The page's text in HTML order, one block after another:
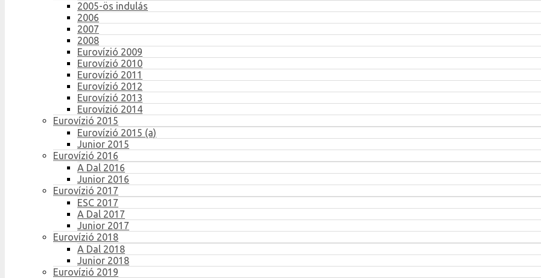
2005-ös indulás
2006
2007
2008
Eurovízió 2009
Eurovízió 2010
Eurovízió 2011
Eurovízió 2012
Eurovízió 2013
Eurovízió 2014
Eurovízió 2015
Eurovízió 2015 (a)
Junior 2015
Eurovízió 2016
A Dal 2016
Junior 2016
Eurovízió 2017
ESC 2017
A Dal 2017
Junior 2017
Eurovízió 2018
A Dal 2018
Junior 2018
Eurovízió 2019